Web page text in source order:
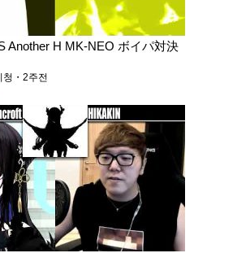
Another H MK-NEO ボイパ対決
청・2주전